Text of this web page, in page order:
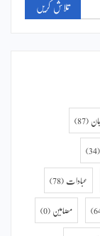
(87)
(34)
عبادات (78)
مضامین (0)